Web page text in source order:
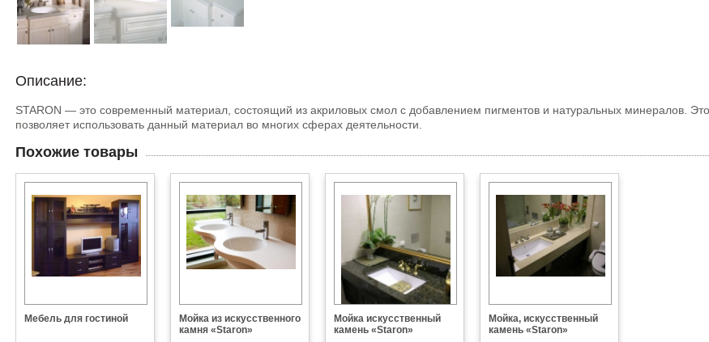
Описание:
STARON — это современный материал, состоящий из акриловых смол с добавлением пигментов и натуральных минералов.
позволяет использовать данный материал во многих сферах деятельности.
Похожие товары
Мебель для гостиной
Мойка из искусственного
камня «Staron»
Мойка искусственный
камень «Staron»
Мойка, искусственный
камень «Staron»